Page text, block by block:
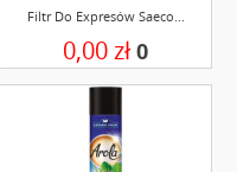
Filtr Do Expresów Saeco...
0,00 zł 0